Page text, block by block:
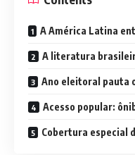
A América Latina
A literatura
Ano eleitoral pauta
Acesso popular:
Cobertura especial